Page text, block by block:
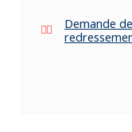
Demande